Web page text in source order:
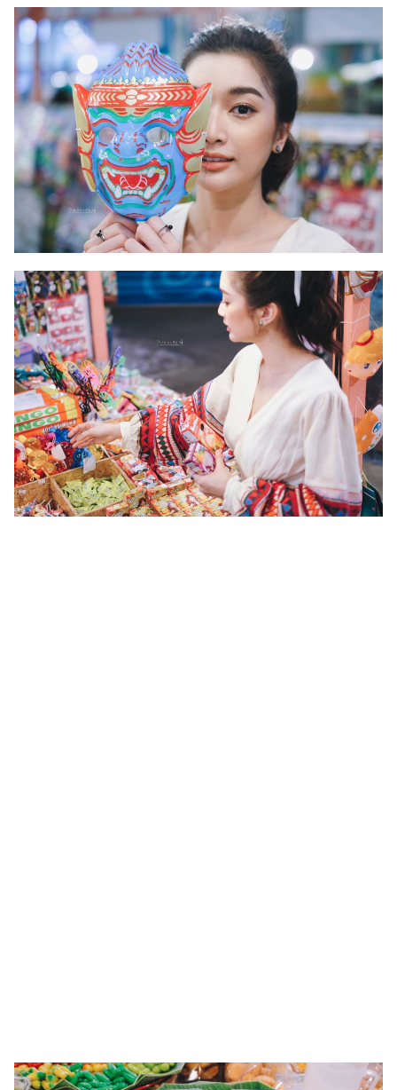
Search
for:
Search